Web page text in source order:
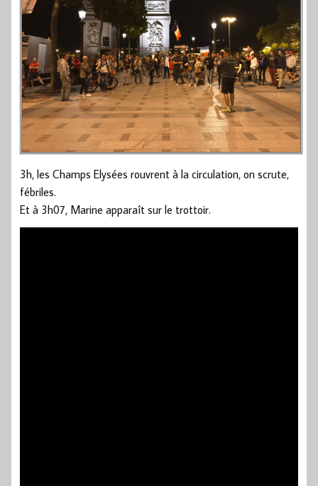
3h, les Champs Elysées rouvrent à la circulation, on scrute,
fébriles.
Et à 3h07, Marine apparaît sur le trottoir.